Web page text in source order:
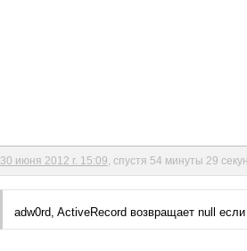
30 июня 2012 г. 15:09 , спустя 54 минуты 29
adw0rd, ActiveRecord возвращает null